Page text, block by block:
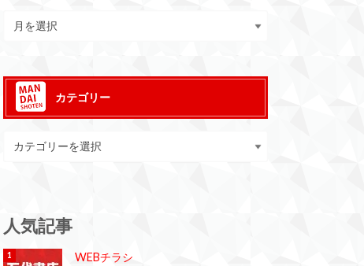
カテゴリー
人気記事
WEBチラシ